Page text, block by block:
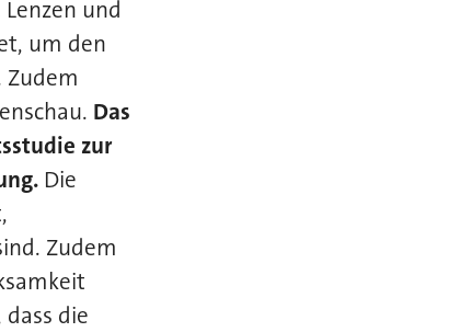
und
um den
Das
zur
Die
Zudem
die